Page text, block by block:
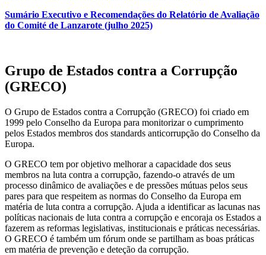
Sumário Executivo e Recomendações do Relatório de Avaliação
do Comité de Lanzarote (julho 2025)
Grupo de Estados contra a Corrupção
(GRECO)
O Grupo de Estados contra a Corrupção (GRECO) foi criado em
1999 pelo Conselho da Europa para monitorizar o cumprimento
pelos Estados membros dos standards anticorrupção do Conselho da
Europa.
O GRECO tem por objetivo melhorar a capacidade dos seus
membros na luta contra a corrupção, fazendo-o através de um
processo dinâmico de avaliações e de pressões mútuas pelos seus
pares para que respeitem as normas do Conselho da Europa em
matéria de luta contra a corrupção. Ajuda a identificar as lacunas nas
políticas nacionais de luta contra a corrupção e encoraja os Estados a
fazerem as reformas legislativas, institucionais e práticas necessárias.
O GRECO é também um fórum onde se partilham as boas práticas
em matéria de prevenção e deteção da corrupção.